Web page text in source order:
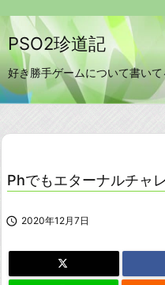
PSO2珍道記
好き勝手ゲームについて書いて
Phでもエターナルチャ
 2020年12月7日